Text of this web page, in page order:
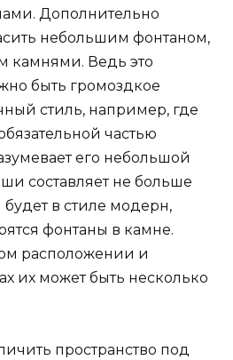
Дополнительно
небольшим фонтаном,
камнями. Ведь это
быть громоздкое
стиль, например, где
частью
его небольшой
составляет не больше
в стиле модерн,
фонтаны в камне.
расположении и
их может быть несколько
пространство под